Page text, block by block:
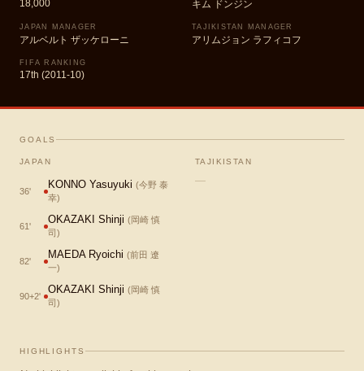
18,000 キム ドンジン
JAPAN MANAGER
アルベルト ザッケローニ
TAJIKISTAN MANAGER
アリムジョン ラフィコフ
FIFA RANKING
17th (2011-10)
GOALS
JAPAN
36'
KONNO Yasuyuki (今野 泰
幸)
61'
OKAZAKI Shinji (岡崎 慎
司 )
82'
MAEDA Ryoichi (前田 遼
一)
90+2'
OKAZAKI Shinji (岡崎 慎
司 )
TAJIKISTAN
—
HIGHLIGHTS